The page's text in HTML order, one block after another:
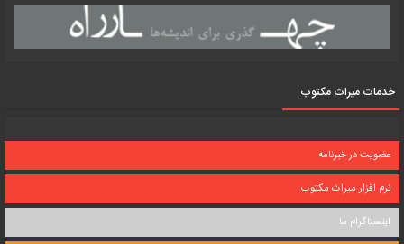
خدمات میراث مکتوب
عضویت در خبرنامه
نرم افزار میراث مکتوب
اینستاگرام ما